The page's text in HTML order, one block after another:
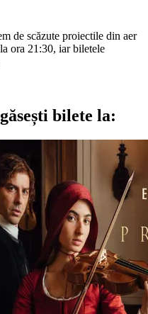
de scăzute proiectile din aer
ora 21:30, iar biletele
bilete la: